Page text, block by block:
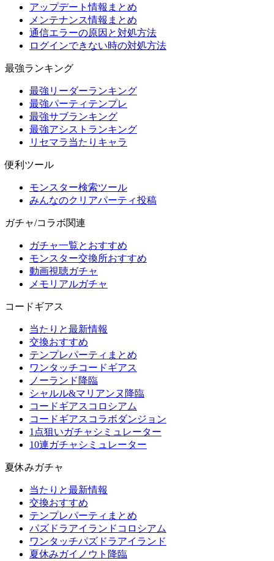
アップデート情報まとめ
メンテナンス情報まとめ
通信エラーの原因と対処方法
ログインできない時の対処方法
最強ランキング
最強リーダーランキング
最強パーティテンプレ
最強サブランキング
最強アシストランキング
リセマラ当たりキャラ
便利ツール
モンスター検索ツール
みんなのクリアパーティ投稿
ガチャ/コラボ関連
ガチャ一覧とおすすめ
モンスター交換所おすすめ
動画視聴ガチャ
メモリアルガチャ
コードギアス
当たりと最新情報
交換おすすめ
テンプレパーティまとめ
ワンタッチコードギアス
ノーランド降臨
シャルル&マリアンヌ降臨
コードギアスコロシアム
コードギアスコラボダンジョン
1点狙いガチャシミュレーター
10連ガチャシミュレーター
夏休みガチャ
当たりと最新情報
交換おすすめ
テンプレパーティまとめ
パズドラアイランドコロシアム
ワンタッチパズドラアイランド
夏休みガイノウト降臨